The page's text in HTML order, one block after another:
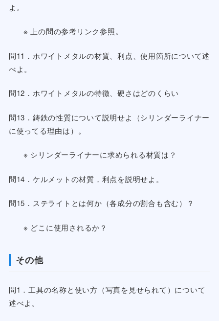
よ。
※ 上の問の参考リンク参照。
問11．ホワイトメタルの材質、利点、使用箇所について述
べよ。
問12．ホワイトメタルの特徴、硬さはどのくらい
問13．鋳鉄の性質について説明せよ（シリンダーライナー
に使ってる理由は）。
※ シリンダーライナーに求められる材質は？
問14．ケルメットの材質，利点を説明せよ。
問15．ステライトとは何か（各成分の割合も含む）？
※ どこに使用されるか？
その他
問1．工具の名称と使い方（写真を見せられて）について
述べよ。